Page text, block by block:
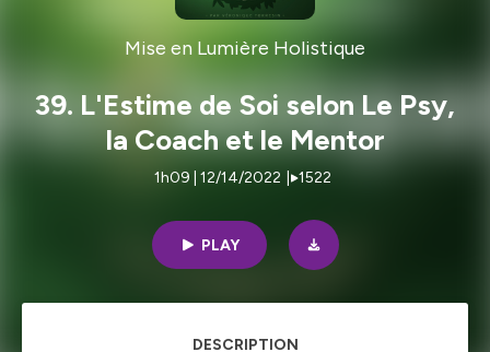
Mise en Lumière Holistique
39. L'Estime de Soi selon Le Psy,
la Coach et le Mentor
1h09 | 12/14/2022 1522
PLAY
DESCRIPTION